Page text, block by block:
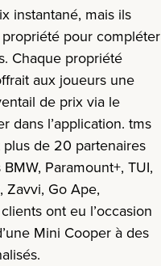
instantané, mais ils
pour compléter
Chaque propriété
aux joueurs une
de prix via le
dans l’application. tms
plus de 20 partenaires
Paramount+, TUI,
Zavvi, Go Ape,
ont eu l’occasion
Mini Cooper à des